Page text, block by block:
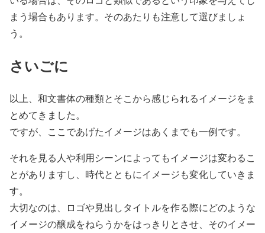
まう場合もあります。そのあたりも注意して選びましょ
う。
さいごに
以上、和文書体の種類とそこから感じられるイメージをま
とめてきました。
ですが、ここであげたイメージはあくまでも一例です。
それを見る人や利用シーンによってもイメージは変わるこ
とがありますし、時代とともにイメージも変化していきま
す。
大切なのは、ロゴや見出しタイトルを作る際にどのような
イメージの醸成をねらうかをはっきりとさせ、そのイメー